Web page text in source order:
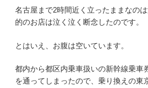
名古屋まで2時間近く立ったままなの
的のお店は泣く泣く断念したのです。
とはいえ、お腹は空いています。
都内から都区内乗車扱いの新幹線乗車
を通ってしまったので、乗り換えの東